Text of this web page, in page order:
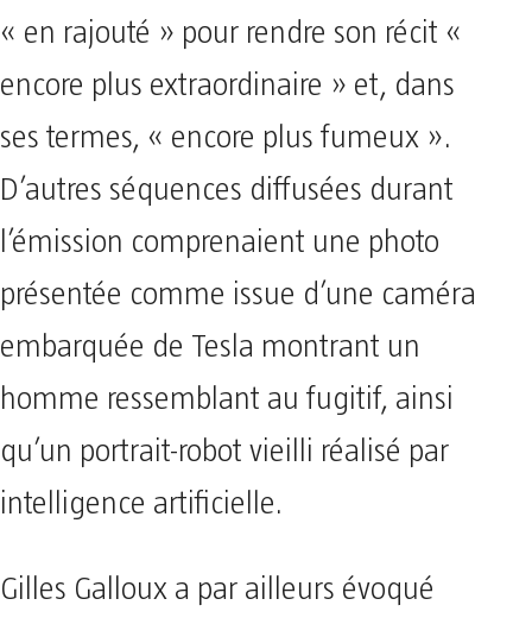
« en rajouté » pour rendre son récit «
encore plus extraordinaire » et, dans
ses termes, « encore plus fumeux ».
D’autres séquences diffusées durant
l’émission comprenaient une photo
présentée comme issue d’une caméra
embarquée de Tesla montrant un
homme ressemblant au fugitif, ainsi
qu’un portrait-robot vieilli réalisé par
intelligence artificielle.
Gilles Galloux a par ailleurs évoqué